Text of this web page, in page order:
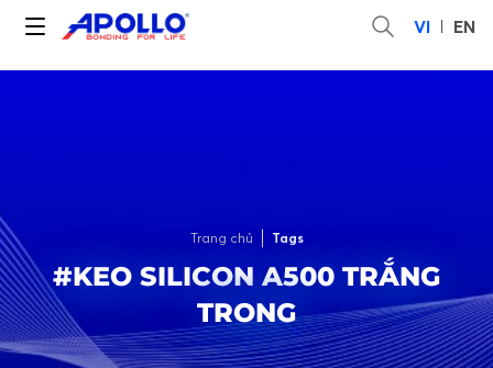
VI EN
Trang chủ Tags
#KEO SILICON A500 TRẮNG
TRONG